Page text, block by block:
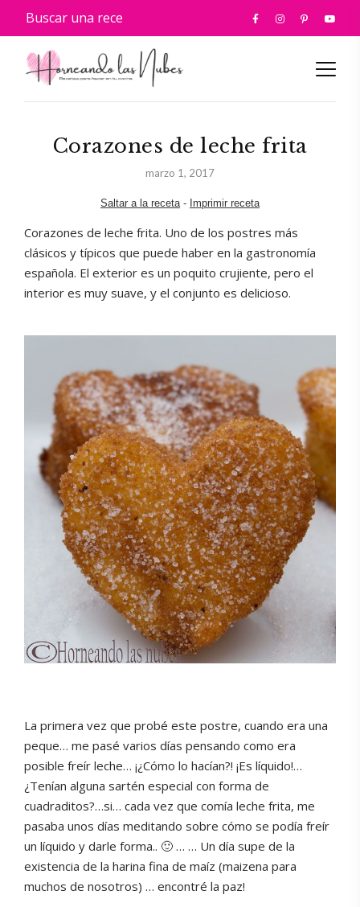
Corazones de leche frita
marzo 1, 2017
Saltar a la receta- Imprimir receta
Corazones de leche frita. Uno de los postres más
clásicos y típicos que puede haber en la gastronomía
española. El exterior es un poquito crujiente, pero el
interior es muy suave, y el conjunto es delicioso.
La primera vez que probé este postre, cuando era una
peque… me pasé varios días pensando como era
posible freír leche… ¡¿Cómo lo hacían?! ¡Es líquido!…
¿Tenían alguna sartén especial con forma de
cuadraditos?…si… cada vez que comía leche frita, me
pasaba unos días meditando sobre cómo se podía freír
un líquido y darle forma.. 🙂 … … Un día supe de la
existencia de la harina fina de maíz (maizena para
muchos de nosotros) … encontré la paz!